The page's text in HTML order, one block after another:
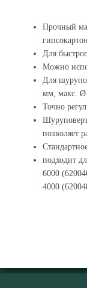
Прочный
Для
Можно
Для
мм, макс. Ø
Точно
позволяет
подходит
6000
4000